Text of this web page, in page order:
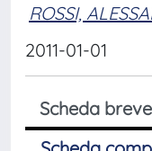
ROSSI,
2011-01-01
Scheda breve